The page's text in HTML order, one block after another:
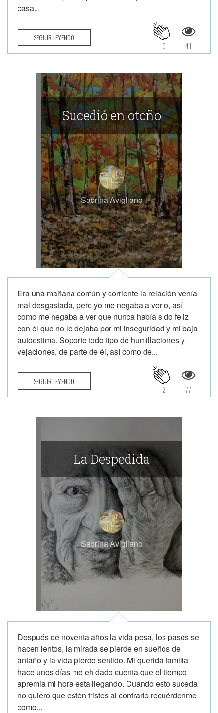
casa...
SEGUIR LEYENDO
41
0
Sucedió en otoño
Sabrina Avigliano
Era una mañana común y corriente la relación venía
mal desgastada, pero yo me negaba a verlo, así
como me negaba a ver que nunca había sido feliz
con él que no le dejaba por mi inseguridad y mi baja
autoestima. Soporte todo tipo de humillaciones y
vejaciones, de parte de él, así como de...
SEGUIR LEYENDO
77
2
La Despedida
Sabrina Avigliano
Después de noventa años la vida pesa, los pasos se
hacen lentos, la mirada se pierde en sueños de
antaño y la vida pierde sentido. Mi querida familia
hace unos días me eh dado cuenta que el tiempo
apremia mi hora esta llegando. Cuando esto suceda
no quiero que estén tristes al contrario recuérdenme
como...